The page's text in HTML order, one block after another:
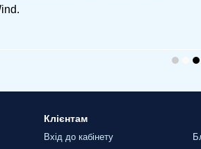
Клієнтам
Вхід до кабінету